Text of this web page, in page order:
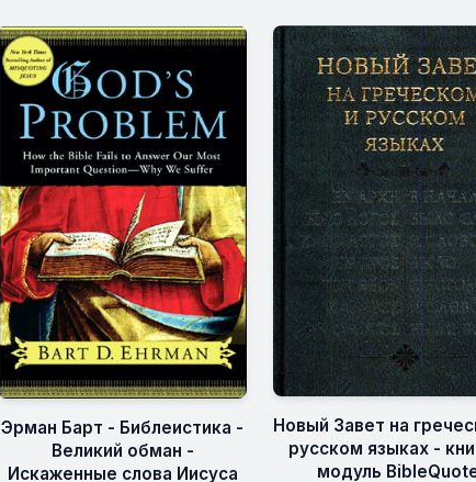
Эрман Барт - Библеистика -
Великий обман -
Искаженные слова Иисуса
Новый Завет на
русском языках -
модуль